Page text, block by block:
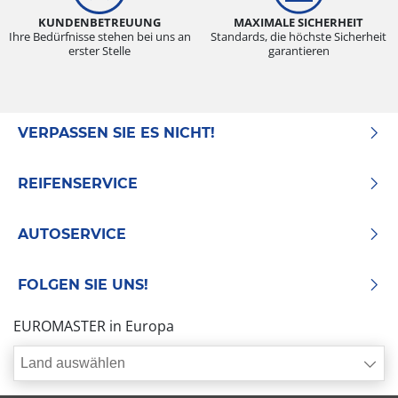
KUNDENBETREUUNG
Ihre Bedürfnisse stehen bei uns an
erster Stelle
MAXIMALE SICHERHEIT
Standards, die höchste Sicherheit
garantieren
VERPASSEN SIE ES NICHT!
REIFENSERVICE
AUTOSERVICE
FOLGEN SIE UNS!
EUROMASTER in Europa
Land auswählen